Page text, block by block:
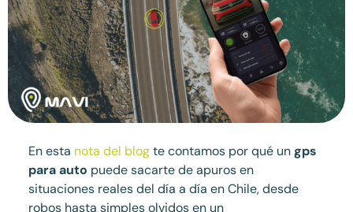
En esta nota del blogte contamos por qué ungps
para auto puede sacarte de apuros en
situaciones reales del día a día en Chile, desde
robos hasta simples olvidos en un